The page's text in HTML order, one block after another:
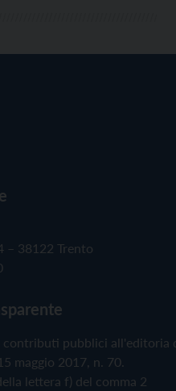
– 38122 Trento
contributi pubblici all'editoria
maggio 2017, n. 70.
lettera f) del comma 2